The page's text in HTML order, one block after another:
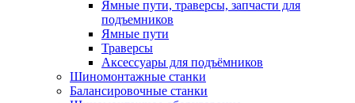
Ямные пути, траверсы, запчасти для
подъемников
Ямные пути
Траверсы
Аксессуары для подъёмников
Шиномонтажные станки
Балансировочные станки